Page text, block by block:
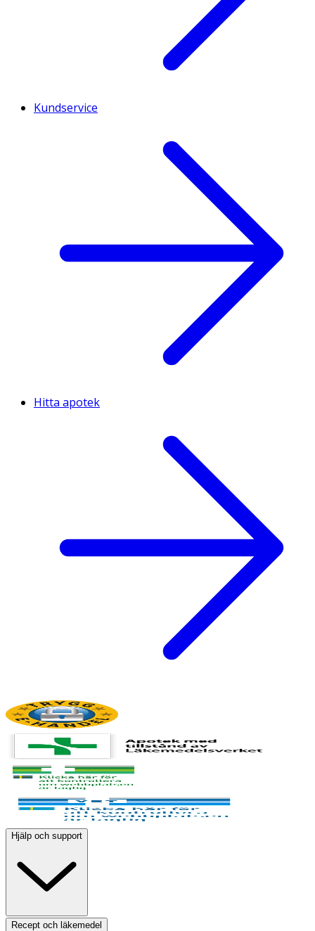
Kundservice
Hitta apotek
Hjälp och support
Recept och läkemedel